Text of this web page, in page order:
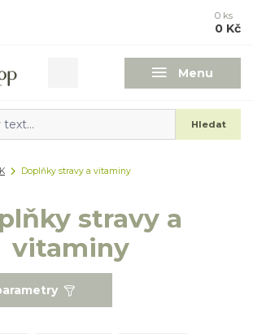
Menu
Hledat
0 ks
0 Kč
Doplňky stravy a vitaminy
stravy a
vitaminy